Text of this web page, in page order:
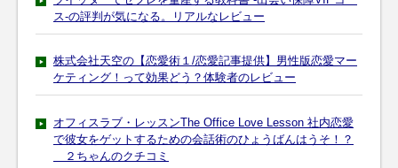
ス-の評判が気になる。リアルなレビュー
株式会社天空の【恋愛術１/恋愛記事提供】男性版恋愛マー
ケティング！って効果どう？体験者のレビュー
オフィスラブ・レッスンThe Office Love Lesson 社内恋愛
で彼女をゲットするための会話術のひょうばんはうそ！？
２ちゃんのクチコミ